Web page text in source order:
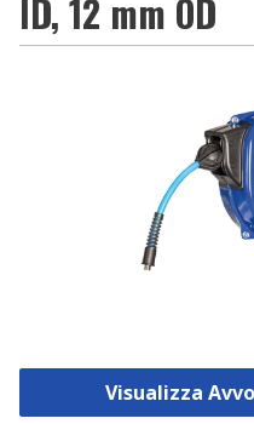
ID, 12 mm OD
Visualizza